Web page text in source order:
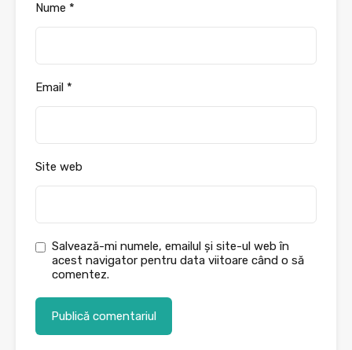
Nume *
Email *
Site web
Salvează-mi numele, emailul și site-ul web în
acest navigator pentru data viitoare când o să
comentez.